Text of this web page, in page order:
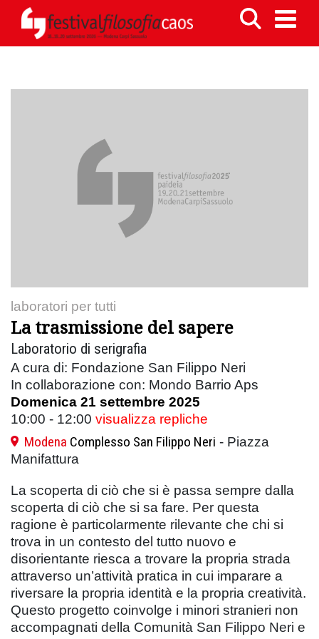
laboratori per tutti
La trasmissione del sapere
Laboratorio di serigrafia
A cura di: Fondazione San Filippo Neri
In collaborazione con: Mondo Barrio Aps
Domenica 21 settembre 2025
10:00 - 12:00 visualizza repliche
Modena Complesso San Filippo Neri - Piazza
Manifattura
La scoperta di ciò che si è passa sempre dalla
scoperta di ciò che si sa fare. Per questa
ragione è particolarmente rilevante che chi si
trova in un contesto del tutto nuovo e
disorientante riesca a trovare la propria strada
attraverso un’attività pratica in cui imparare a
riversare la propria identità e la propria creatività.
Questo progetto coinvolge i minori stranieri non
accompagnati della Comunità San Filippo Neri e